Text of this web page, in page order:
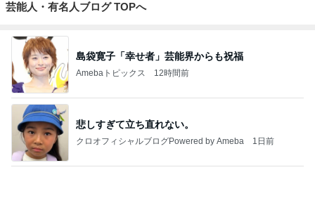
芸能人・有名人ブログ TOPへ
島袋寛子「幸せ者」芸能界からも祝福
Amebaトピックス 12時間前
悲しすぎて立ち直れない。
クロオフィシャルブログPowered by Ameba 1日前